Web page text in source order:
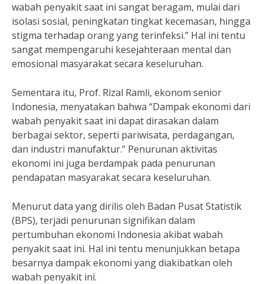
wabah penyakit saat ini sangat beragam, mulai dari
isolasi sosial, peningkatan tingkat kecemasan, hingga
stigma terhadap orang yang terinfeksi.” Hal ini tentu
sangat mempengaruhi kesejahteraan mental dan
emosional masyarakat secara keseluruhan.
Sementara itu, Prof. Rizal Ramli, ekonom senior
Indonesia, menyatakan bahwa “Dampak ekonomi dari
wabah penyakit saat ini dapat dirasakan dalam
berbagai sektor, seperti pariwisata, perdagangan,
dan industri manufaktur.” Penurunan aktivitas
ekonomi ini juga berdampak pada penurunan
pendapatan masyarakat secara keseluruhan.
Menurut data yang dirilis oleh Badan Pusat Statistik
(BPS), terjadi penurunan signifikan dalam
pertumbuhan ekonomi Indonesia akibat wabah
penyakit saat ini. Hal ini tentu menunjukkan betapa
besarnya dampak ekonomi yang diakibatkan oleh
wabah penyakit ini.